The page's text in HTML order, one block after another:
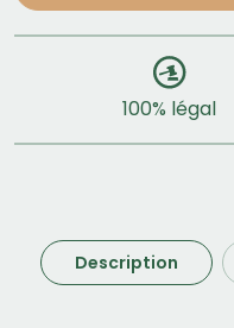
100% légal
Description